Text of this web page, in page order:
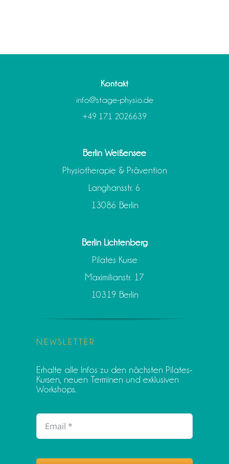
Kontakt
info@stage-physio.de
+49 171 2026639
Berlin Weißensee
Physiotherapie & Prävention
Langhansstr. 6
13086 Berlin
Berlin Lichtenberg
Pilates Kurse
Maximilianstr. 17
10319 Berlin
NEWSLETTER
Erhalte alle Infos zu den nächsten Pilates-
Kursen, neuen Terminen und exklusiven
Workshops.